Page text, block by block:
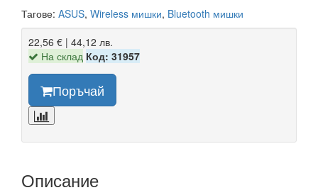
Тагове: ASUS, Wireless мишки, Bluetooth мишки
22,56 € | 44,12 лв.
На склад Код: 31957
Поръчай
Описание